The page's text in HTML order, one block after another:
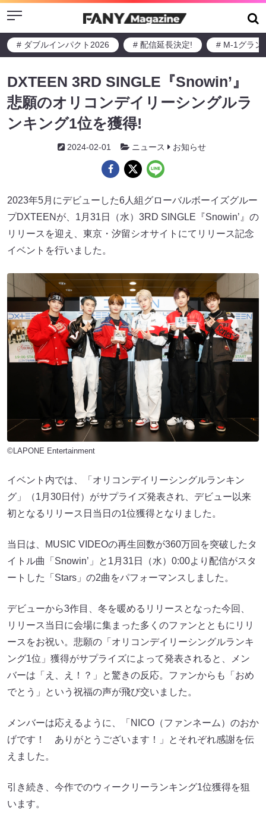
Menu
# ダブルインパクト2026 # 配信延長決定! # M-1グラン
DXTEEN 3RD SINGLE『Snowin’』
悲願のオリコンデイリーシングルラ
ンキング1位を獲得!
2024-02-01 ニュース お知らせ
2023年5月にデビューした6人組グローバルボーイズグルー
プDXTEENが、1月31日（水）3RD SINGLE『Snowin’』の
リリースを迎え、東京・汐留シオサイトにてリリース記念
イベントを行いました。
©LAPONE Entertainment
イベント内では、「オリコンデイリーシングルランキン
グ」（1月30日付）がサプライズ発表され、デビュー以来
初となるリリース日当日の1位獲得となりました。
当日は、MUSIC VIDEOの再生回数が360万回を突破したタ
イトル曲「Snowin’」と1月31日（水）0:00より配信がスタ
ートした「Stars」の2曲をパフォーマンスしました。
デビューから3作目、冬を暖めるリリースとなった今回、
リリース当日に会場に集まった多くのファンとともにリリ
ースをお祝い。悲願の「オリコンデイリーシングルランキ
ング1位」獲得がサプライズによって発表されると、メン
バーは「え、え！？」と驚きの反応。ファンからも「おめ
でとう」という祝福の声が飛び交いました。
メンバーは応えるように、「NICO（ファンネーム）のおか
げです！ ありがとうございます！」とそれぞれ感謝を伝
えました。
引き続き、今作でのウィークリーランキング1位獲得を狙
います。